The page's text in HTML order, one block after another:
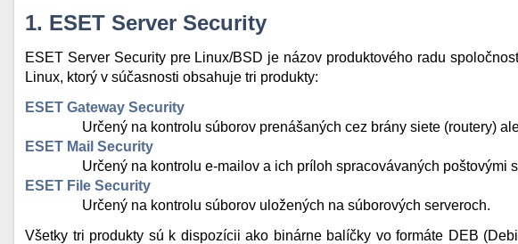
1. ESET Server Security
ESET Server Security pre Linux/BSD je názov produktového radu
Linux, ktorý v súčasnosti obsahuje tri produkty:
ESET Gateway Security
Určený na kontrolu súborov prenášaných cez brány siete (routery)
ESET Mail Security
Určený na kontrolu e-mailov a ich príloh spracovávaných poštovými
ESET File Security
Určený na kontrolu súborov uložených na súborových serveroch.
Všetky tri produkty sú k dispozícii ako binárne balíčky vo formáte DEB